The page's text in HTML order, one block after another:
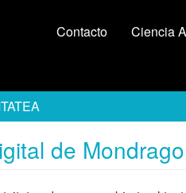
Contacto Ciencia
de